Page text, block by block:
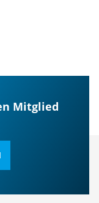
Mitglied